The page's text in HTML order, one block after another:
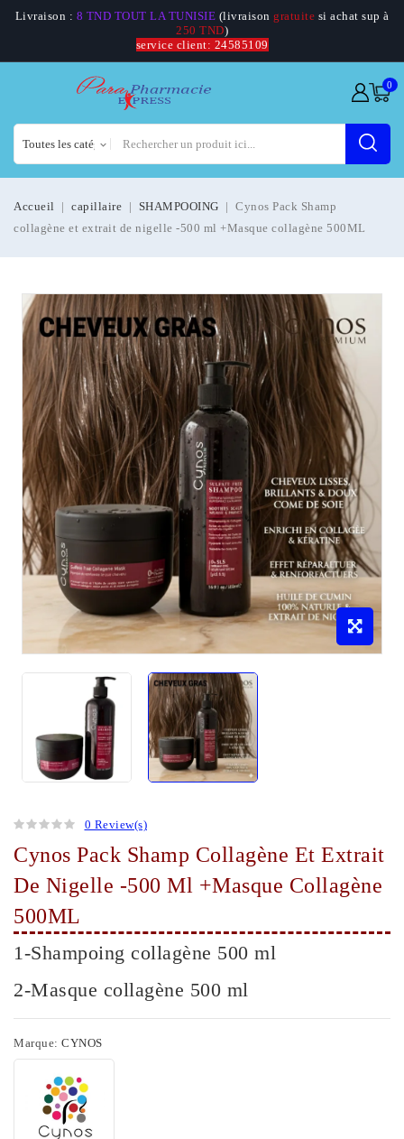
Livraison : 8 TND TOUT LA TUNISIE (livraison gratuite si achat sup à
250 TND)
service client: 24585109
0
Accueil capillaire SHAMPOOING
Cynos Pack Shamp
collagène et extrait de nigelle -500 ml +Masque collagène 500ML
0 Review(s)
Cynos Pack Shamp Collagène Et Extrait
De Nigelle -500 Ml +Masque Collagène
500ML
1-Shampoing collagène 500 ml
2-Masque collagène 500 ml
Marque: CYNOS